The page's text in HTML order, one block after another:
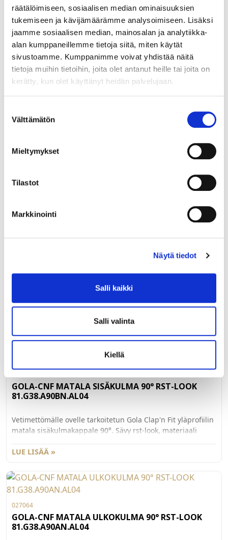
räätälöimiseen, sosiaalisen median ominaisuuksien
tukemiseen ja kävijämäärämme analysoimiseen. Lisäksi
jaamme sosiaalisen median, mainosalan ja analytiikka-
alan kumppaneillemme tietoja siitä, miten käytät
sivustoamme. Kumppanimme voivat yhdistää näitä
tietoja muihin tietoihin, joita olet antanut heille tai joita on
kerätty, kun olet käyttänyt heidän palvelujaan.
valinta
Välttämätön
Mieltymykset
Tilastot
Markkinointi
Näytä tiedot
Salli kaikki
Salli valinta
Kiellä
RUUVIKIINNITYS
Vetimettömälle ovelle tarkoitetun Gola Clap'n Fit ylä- tai
väliprofiilin kiinnitin. Asennettaessa korkeiden komeroiden
väliin, komerot liitetään toisiinsa tämän kiinnittimen avulla.
Myydään kappaleina, pakkauskoko 10 kpl/pss.
LUE LISÄÄ »
GOLA-CNF VÄLIPROFIILI RST-LOOK ALUMIINI
Vetimettömälle ovelle tarkoitettu Gola Clap'n Fit. Korkea
laatikostoon kahden etusarjan väliin tai kahden korkean
komeron oven väliin. Materiaali alumiinia, sävy rst-look
GOLA-CNF MATALA AVOPÄÄTYKPL RST-LOOK
Vetimettömälle ovelle tarkoitetun Gola Clap'n Fit profiilin
avopäädyn peite matalan yläprofiilin päähän. Sävy rst-look,
materiaali muovia. Yksikkö pari.
GOLA-CNF MATALA SISÄKULMA 90° RST-LOOK
81.G38.A90BN.AL04
Vetimettömälle ovelle tarkoitetun Gola Clap'n Fit yläprofiilin
matala sisäkulmakappale 90°. Sävy rst-look, materiaali
LUE LISÄÄ »
027064
GOLA-CNF MATALA ULKOKULMA 90° RST-LOOK
81.G38.A90AN.AL04